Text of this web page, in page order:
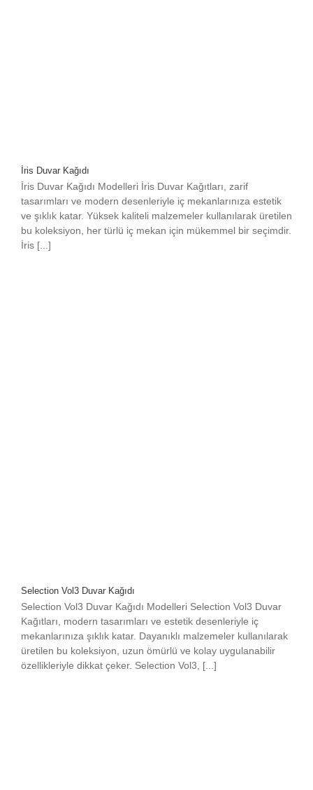
İris Duvar Kağıdı
İris Duvar Kağıdı Modelleri İris Duvar Kağıtları, zarif
tasarımları ve modern desenleriyle iç mekanlarınıza estetik
ve şıklık katar. Yüksek kaliteli malzemeler kullanılarak üretilen
bu koleksiyon, her türlü iç mekan için mükemmel bir seçimdir.
İris [...]
Selection Vol3 Duvar Kağıdı
Selection Vol3 Duvar Kağıdı Modelleri Selection Vol3 Duvar
Kağıtları, modern tasarımları ve estetik desenleriyle iç
mekanlarınıza şıklık katar. Dayanıklı malzemeler kullanılarak
üretilen bu koleksiyon, uzun ömürlü ve kolay uygulanabilir
özellikleriyle dikkat çeker. Selection Vol3, [...]